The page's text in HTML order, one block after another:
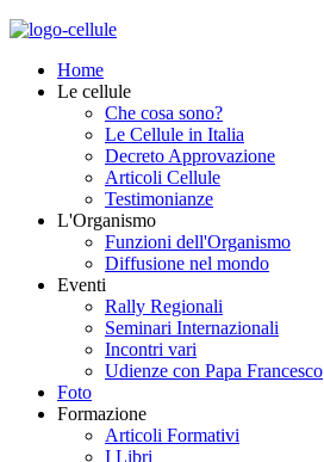
Home
Le cellule
Che cosa sono?
Le Cellule in Italia
Decreto Approvazione
Articoli Cellule
Testimonianze
L'Organismo
Funzioni dell'Organismo
Diffusione nel mondo
Eventi
Rally Regionali
Seminari Internazionali
Incontri vari
Udienze con Papa Francesco
Foto
Formazione
Articoli Formativi
I Libri